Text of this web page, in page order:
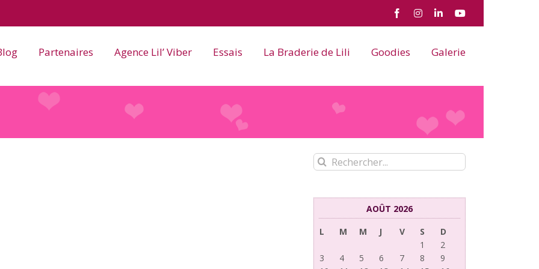
FacebookInstagram
LinkedInYouTube
Partenaires Agence Lil’ Viber Essais La Braderie de Lili Goodies Galerie
Rechercher:
AOÛT 2026
L
M M J V S
D
1
2
3
4 5 6 7 8
9